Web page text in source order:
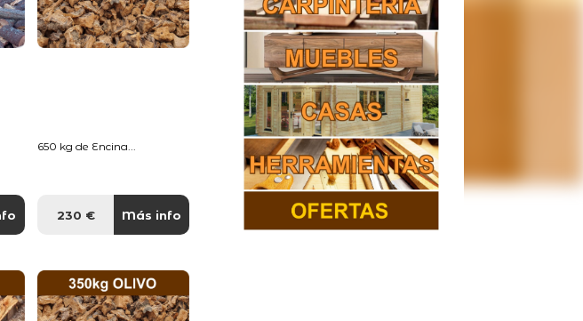
650 kg de Encina...
230 € Más info